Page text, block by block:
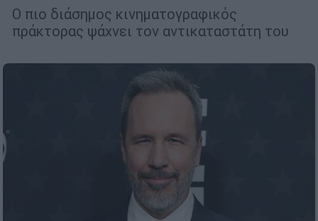
Ο πιο διάσημος κινηματογραφικός
πράκτορας ψάχνει τον αντικαταστάτη του